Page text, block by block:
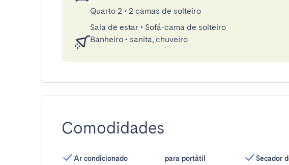
Quarto 2 • 2 camas de solteiro
Sala de estar • Sofá-cama de solteiro
Banheiro • sanita, chuveiro
Comodidades
Ar condicionado
para portátil
Secador